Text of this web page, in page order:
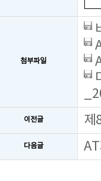
첨부파일
이전글 제
다음글